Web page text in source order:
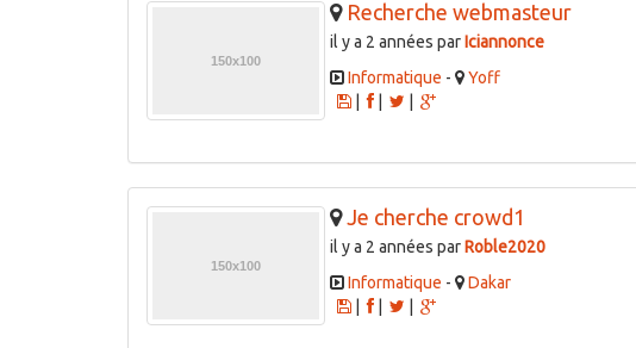
Recherche webmasteur
il y a 2 années parIciannonce
Informatique -
Yoff
|
Je cherche crowd1
il y a 2 années parRoble2020
Informatique -
Dakar
|